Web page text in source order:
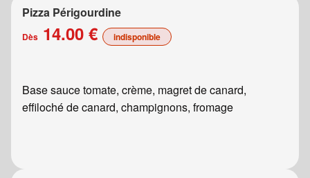
Pizza Périgourdine
Dès 14.00 € indisponible
Base sauce tomate, crème, magret de canard,
effiloché de canard, champignons, fromage